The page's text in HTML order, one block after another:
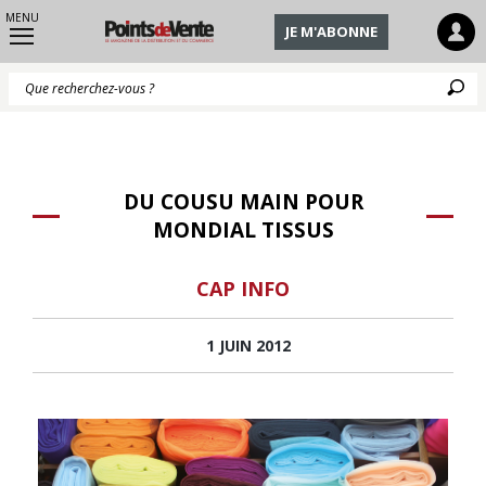
MENU
JE M'ABONNE
DU COUSU MAIN POUR
MONDIAL TISSUS
CAP INFO
1 JUIN 2012